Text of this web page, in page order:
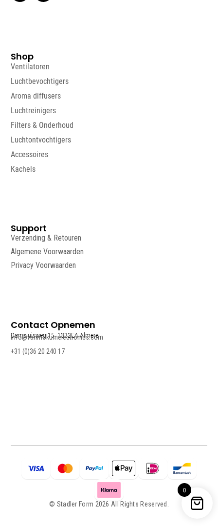
0
Shop
Ventilatoren
Luchtbevochtigers
Aroma diffusers
Luchtreinigers
Filters & Onderhoud
Luchtontvochtigers
Accessoires
Kachels
Support
Verzending & Retouren
Algemene Voorwaarden
Privacy Voorwaarden
Contact Opnemen
Damsluisweg 15, 1332EA Almere
info@vanmokumelectronics.com
+31 (0)36 20 240 17
© Stadler Form 2026 All Rights Reserved.